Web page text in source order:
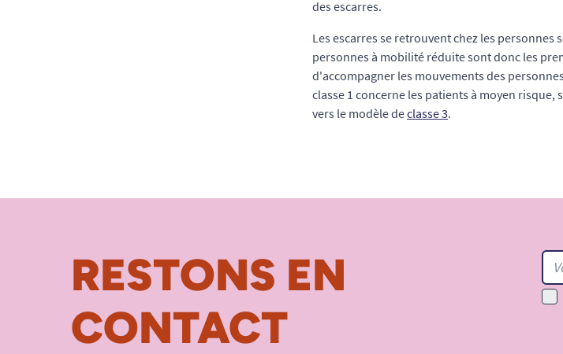
des escarres.
Les escarres se retrouvent chez les
personnes à mobilité réduite sont donc les
d'accompagner les mouvements des
classe 1 concerne les patients à moyen
vers le modèle declasse 3.
RESTONS EN
CONTACT